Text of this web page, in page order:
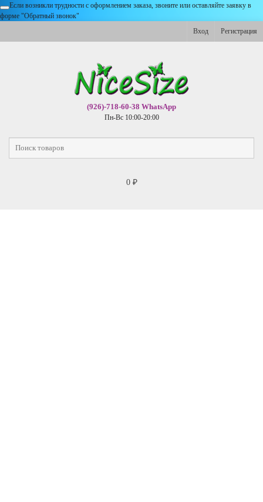
Если возникли трудности с оформлением заказа, звоните или оставляйте заявку в
форме "Обратный звонок"
Вход
Регистрация
(926)-718-60-38 WhatsApp
Пн-Вс 10:00-20:00
0 ₽